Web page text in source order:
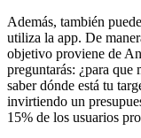
Además, también
utiliza la app. De
objetivo proviene de
preguntarás: ¿para que
saber dónde está tu
invirtiendo un
15% de los usuarios